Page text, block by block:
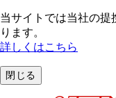
当サイトでは当社の提
ります。
詳しくはこちら
閉じる